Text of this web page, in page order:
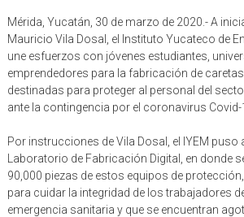
Mérida, Yucatán, 30 de marzo de 2020.- A
Mauricio Vila Dosal, el Instituto Yucateco de
une esfuerzos con jóvenes estudiantes,
emprendedores para la fabricación de
destinadas para proteger al personal del
ante la contingencia por el coronavirus Covid-
Por instrucciones de Vila Dosal, el IYEM
Laboratorio de Fabricación Digital, en donde
90,000 piezas de estos equipos de
para cuidar la integridad de los trabajadores
emergencia sanitaria y que se encuentran